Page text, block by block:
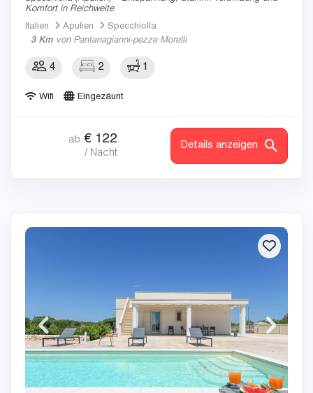
Komfort in Reichweite
Italien
Apulien
Specchiolla
3 Km von Pantanagianni-pezze Morelli
4 2 1
Wifi Eingezäunt
ab € 122
/ Nacht
Details anzeigen